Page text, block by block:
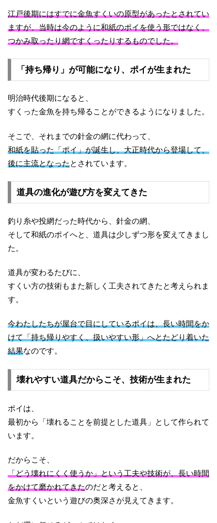
江戸後期にはすでに金魚すくいの原型があったとされてい
ますが、当時は今のように和紙のポイを使う形ではなく、
つかみ取ったり網ですくったりするものでした。
「持ち帰り」が可能になり、ポイが生まれた
明治時代後期になると、
すくった金魚を持ち帰ることができるようになりました。
そこで、それまでの針金の網に代わって、
和紙を貼った「ポイ」が誕生し、大正時代から登場して、
後に主流となったとされています。
道具の進化が遊び方を変えてきた
釣り糸や投網だった時代から、針金の網、
そして和紙のポイへと、道具は少しずつ形を変えてきまし
た。
道具が変わるたびに、
すくい方の技術もまた新しく工夫されてきたと考えられま
す。
今わたしたちが屋台で目にしているポイは、長い時間をか
けて「持ち帰りやすく、扱いやすい形」へとたどり着いた
結果なのです。
壊れやすい道具だからこそ、技術が生まれた
ポイは、
最初から「壊れることを前提とした道具」として作られて
います。
だからこそ、
「どう壊れにくく使うか」という工夫や技術が、長い時間
をかけて磨かれてきたのだと考えると、
金魚すくいという遊びの奥深さが見えてきます。